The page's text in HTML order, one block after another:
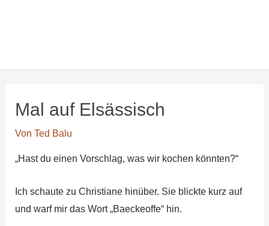
Mal auf Elsäs­sisch
Von Ted Balu
„Hast du einen Vorschlag, was wir kochen könnten?“
Ich schaute zu Christiane hinüber. Sie blickte kurz auf
und warf mir das Wort „Baeckeoffe“ hin.